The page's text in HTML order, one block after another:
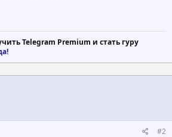
Telegram Premium и стать гуру
#2